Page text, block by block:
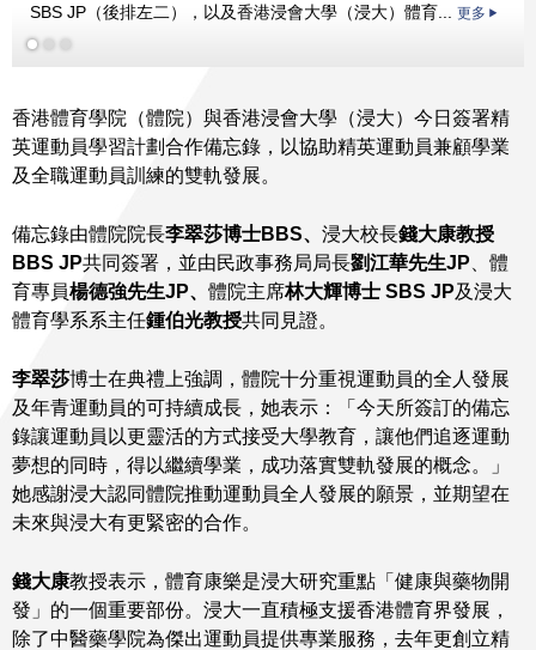
SBS JP（後排左二），以及香港浸會大學（浸大）體育... 更多
香港體育學院（體院）與香港浸會大學（浸大）今日簽署精
英運動員學習計劃合作備忘錄，以協助精英運動員兼顧學業
及全職運動員訓練的雙軌發展。
備忘錄由體院院長李翠莎博士BBS、 浸大校長錢大康教授
BBS JP共同簽署，並由民政事務局局長劉江華先生JP 、體
育專員楊德強先生JP、 體院主席林大輝博士 SBS JP及浸大
體育學系系主任鍾伯光教授共同見證。
李翠莎博士在典禮上強調，體院十分重視運動員的全人發展
及年青運動員的可持續成長，她表示：「今天所簽訂的備忘
錄讓運動員以更靈活的方式接受大學教育，讓他們追逐運動
夢想的同時，得以繼續學業，成功落實雙軌發展的概念。」
她感謝浸大認同體院推動運動員全人發展的願景，並期望在
未來與浸大有更緊密的合作。
錢大康教授表示，體育康樂是浸大研究重點「健康與藥物開
發」的一個重要部份。浸大一直積極支援香港體育界發展，
除了中醫藥學院為傑出運動員提供專業服務，去年更創立精